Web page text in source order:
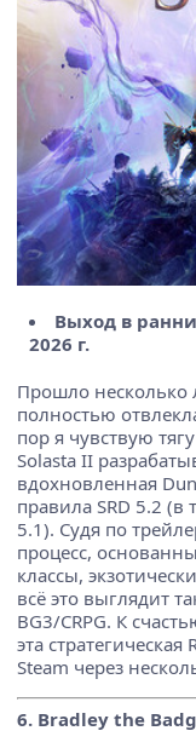
Выход в
2026 г.
Прошло несколько
полностью
пор я чувствую
Solasta II
вдохновленная
правила SRD 5.2 (в
5.1). Судя по
процесс,
классы,
всё это выглядит
BG3/CRPG. К
эта
Steam через
6. Bradley the